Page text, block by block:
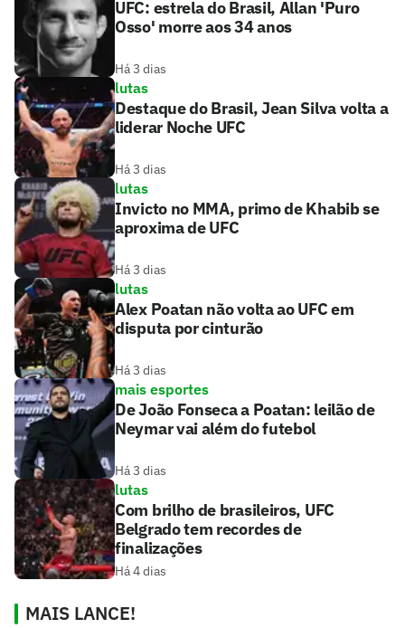
UFC: estrela do Brasil, Allan 'Puro
Osso' morre aos 34 anos
Há 3 dias
lutas
Destaque do Brasil, Jean Silva volta a
liderar Noche UFC
Há 3 dias
lutas
Invicto no MMA, primo de Khabib se
aproxima de UFC
Há 3 dias
lutas
Alex Poatan não volta ao UFC em
disputa por cinturão
Há 3 dias
mais esportes
De João Fonseca a Poatan: leilão de
Neymar vai além do futebol
Há 3 dias
lutas
Com brilho de brasileiros, UFC
Belgrado tem recordes de
finalizações
Há 4 dias
MAIS LANCE!